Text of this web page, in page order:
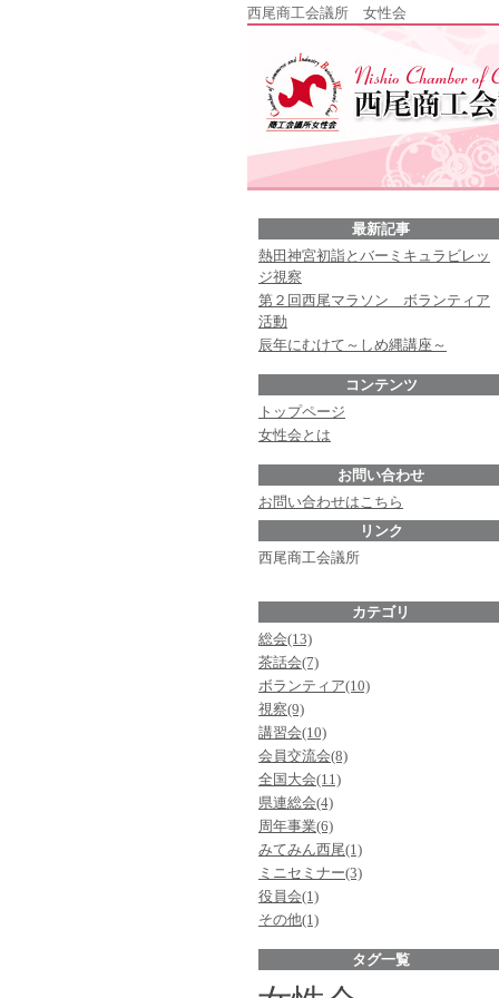
西尾商工会議所 女性会
最新記事
熱田神宮初詣とバーミキュラビレッ
ジ視察
第２回西尾マラソン ボランティア
活動
辰年にむけて～しめ縄講座～
コンテンツ
トップページ
女性会とは
お問い合わせ
お問い合わせはこちら
リンク
西尾商工会議所
カテゴリ
総会(13)
茶話会(7)
ボランティア(10)
視察(9)
講習会(10)
会員交流会(8)
全国大会(11)
県連総会(4)
周年事業(6)
みてみん西尾(1)
ミニセミナー(3)
役員会(1)
その他(1)
タグ一覧